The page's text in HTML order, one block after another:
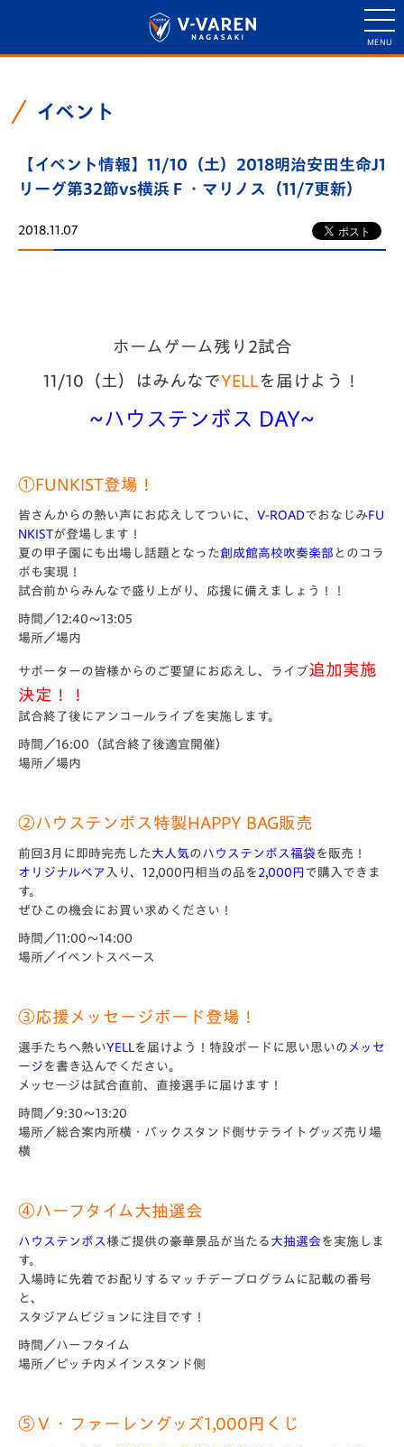
イベント
【イベント情報】11/10（土）2018明治安田生命J1
リーグ第32節vs横浜Ｆ・マリノス（11/7更新）
2018.11.07
ホームゲーム残り2試合
11/10（土）はみんなでYELL を届けよう！
~ハウステンボス DAY~
①FUNKIST登場！
皆さんからの熱い声にお応えしてついに、 V-ROADでおなじみ FU
NKISTが登場します！
夏の甲子園にも出場し話題となった創成館高校吹奏楽部 とのコラ
ボも実現！
試合前からみんなで盛り上がり、応援に備えましょう！！
時間／12:40～13:05
場所／場内
サポーターの皆様からのご要望にお応えし、ライブ追加実施
決定！！
試合終了後にアンコールライブを実施します。
時間／16:00（試合終了後適宜開催）
場所／場内
②ハウステンボス特製HAPPY BAG販売
前回3月に即時完売した大人気のハウステンボス福袋 を販売！
オリジナルベア 入り、12,000円相当の品を 2,000円 で購入できま
す。
ぜひこの機会にお買い求めください！
時間／11:00～14:00
場所／イベントスペース
③応援メッセージボード登場！
選手たちへ熱いYELLを届けよう！特設ボードに思い思いの メッセ
ージ を書き込んでください。
メッセージは試合直前、直接選手に届けます！
時間／9:30～13:20
場所／総合案内所横・バックスタンド側サテライトグッズ売り場
横
④ハーフタイム大抽選会
ハウステンボス様ご提供の豪華景品が当たる 大抽選会を実施しま
す。
入場時に先着でお配りするマッチデープログラムに記載の番号
と、
スタジアムビジョンに注目です！
時間／ハーフタイム
場所／ピッチ内メインスタンド側
⑤Ｖ・ファーレングッズ1,000円くじ